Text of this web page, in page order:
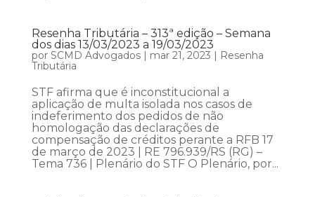
Resenha Tributária – 313ª edição – Semana
dos dias 13/03/2023 a 19/03/2023
por SCMD Advogados| mar 21, 2023 | Resenha
Tributária
STF afirma que é inconstitucional a
aplicação de multa isolada nos casos de
indeferimento dos pedidos de não
homologação das declarações de
compensação de créditos perante a RFB 17
de março de 2023 | RE 796.939/RS (RG) –
Tema 736 | Plenário do STF O Plenário, por...